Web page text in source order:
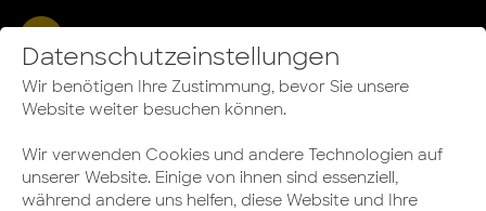
Datenschutzeinstellungen
Wir benötigen Ihre Zustimmung, bevor Sie unsere
Website weiter besuchen können.
Wir verwenden Cookies und andere Technologien auf
unserer Website. Einige von ihnen sind essenziell,
während andere uns helfen, diese Website und Ihre
Referenz:
DWL Döcker und
Partner
realisiert vom